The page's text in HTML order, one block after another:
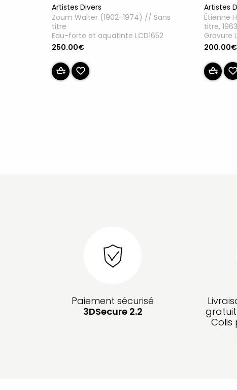
Artistes Divers
Zoum Walter (1902-1974) // Sans
titre
Eau-forte et aquatinte LCD1652
250.00€
Artistes
Étienne
titre, 1963
Gravure
200.00€
Paiement sécurisé
3DSecure 2.2
Colis